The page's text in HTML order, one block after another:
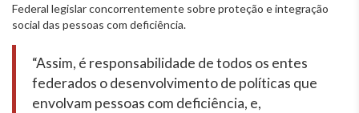
Federal legislar concorrentemente sobre proteção e integração
social das pessoas com deficiência.
“Assim, é responsabilidade de todos os entes
federados o desenvolvimento de políticas que
envolvam pessoas com deficiência, e,